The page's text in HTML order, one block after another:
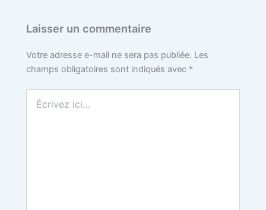
Laisser un commentaire
Votre adresse e-mail ne sera pas publiée. Les
champs obligatoires sont indiqués avec *
ici…